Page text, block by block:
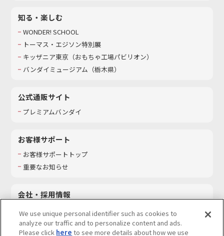
知る・楽しむ
WONDER! SCHOOL
トーマス・エジソン特別展
キッザニア東京（おもちゃ工場パビリオン）​
バンダイミュージアム（栃木県）
公式通販サイト
プレミアムバンダイ
お客様サポート
お客様サポートトップ
重要なお知らせ
会社・採用情報
採用情報
サステナビリティ
We use unique personal identifier such as cookies to
analyze our traffic and to personalize content and ads.
Please click here to see more details about how we use